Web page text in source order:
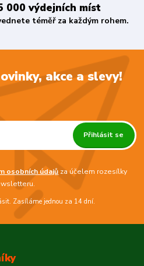
000 výdejních míst
téměř za každým rohem.
akce a slevy!
Přihlásit se
osobních údajů za účelem rozesílky
Zasíláme jednou za 14 dní.